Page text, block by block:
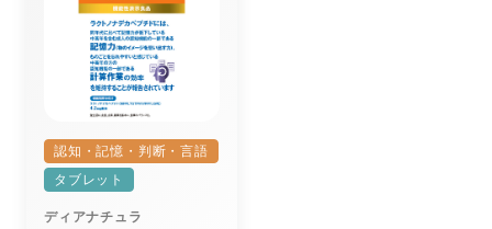
認知・記憶・判断・言語
タブレット
ディアナチュラ